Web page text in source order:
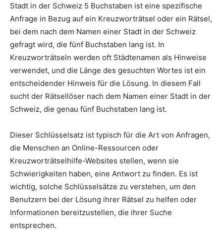
Stadt in der Schweiz 5 Buchstaben ist eine spezifische
Anfrage in Bezug auf ein Kreuzworträtsel oder ein Rätsel,
bei dem nach dem Namen einer Stadt in der Schweiz
gefragt wird, die fünf Buchstaben lang ist. In
Kreuzworträtseln werden oft Städtenamen als Hinweise
verwendet, und die Länge des gesuchten Wortes ist ein
entscheidender Hinweis für die Lösung. In diesem Fall
sucht der Rätsellöser nach dem Namen einer Stadt in der
Schweiz, die genau fünf Buchstaben lang ist.
Dieser Schlüsselsatz ist typisch für die Art von Anfragen,
die Menschen an Online-Ressourcen oder
Kreuzworträtselhilfe-Websites stellen, wenn sie
Schwierigkeiten haben, eine Antwort zu finden. Es ist
wichtig, solche Schlüsselsätze zu verstehen, um den
Benutzern bei der Lösung ihrer Rätsel zu helfen oder
Informationen bereitzustellen, die ihrer Suche
entsprechen.